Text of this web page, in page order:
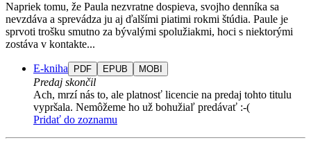
Napriek tomu, že Paula nezvratne dospieva, svojho denníka sa
nevzdáva a sprevádza ju aj ďalšími piatimi rokmi štúdia. Paule je
sprvoti trošku smutno za bývalými spolužiakmi, hoci s niektorými
zostáva v kontakte...
E-kniha PDF EPUB MOBI
Predaj skončil
Ach, mrzí nás to, ale platnosť licencie na predaj tohto titulu
vypršala. Nemôžeme ho už bohužiaľ predávať :-(
Pridať do zoznamu